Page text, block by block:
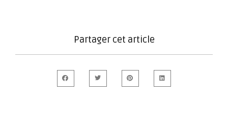
Partager cet article